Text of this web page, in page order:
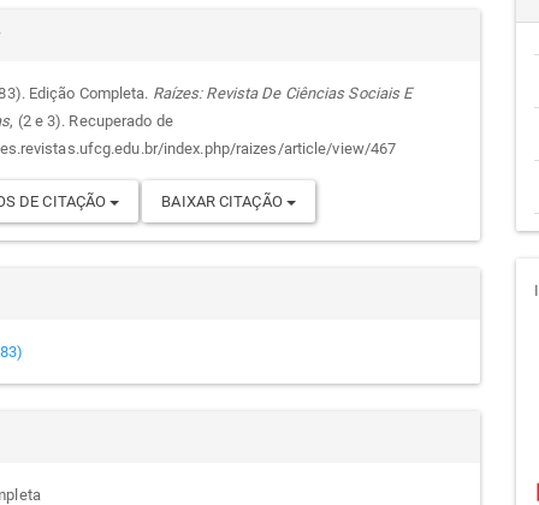
Edição Completa. Raízes: Revista De Ciências Sociais E
, (2 e 3). Recuperado de
index.php/raizes/article/view/467
DE CITAÇÃO BAIXAR CITAÇÃO